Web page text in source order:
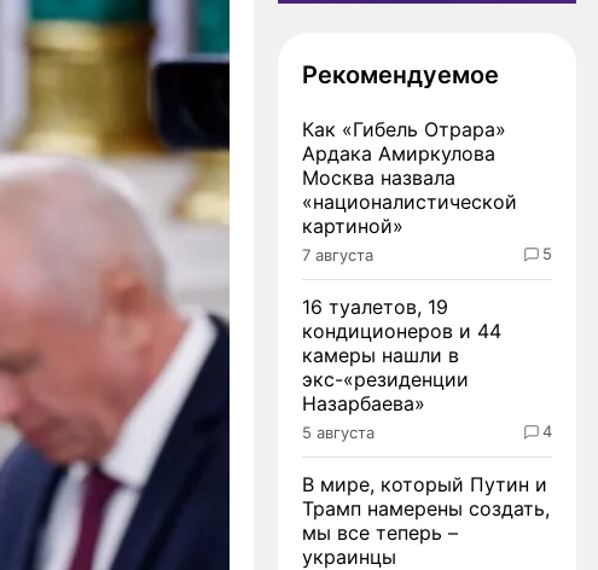
Рекомендуемое
Как «Гибель Отрара»
Ардака Амиркулова
Москва назвала
«националистической
картиной»
7 августа 5
16 туалетов, 19
кондиционеров и 44
камеры нашли в
экс-«резиденции
Назарбаева»
5 августа 4
В мире, который Путин и
Трамп намерены создать,
мы все теперь –
украинцы